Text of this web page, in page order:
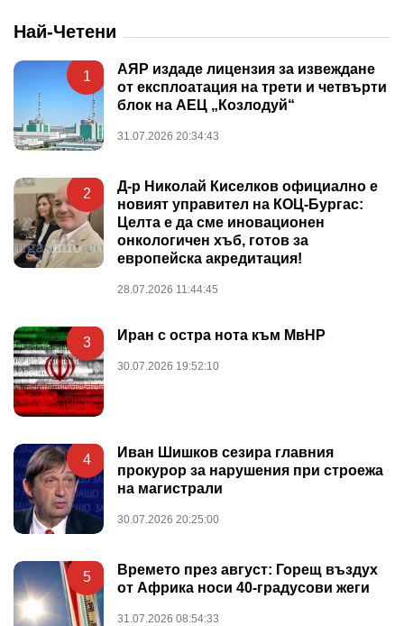
Най-Четени
1
АЯР издаде лицензия за извеждане
от експлоатация на трети и четвърти
блок на АЕЦ „Козлодуй“
31.07.2026 20:34:43
2
Д-р Николай Киселков официално е
новият управител на КОЦ-Бургас:
Целта е да сме иновационен
онкологичен хъб, готов за
европейска акредитация!
28.07.2026 11:44:45
3 Иран с остра нота към МвНР
30.07.2026 19:52:10
4
Иван Шишков сезира главния
прокурор за нарушения при строежа
на магистрали
30.07.2026 20:25:00
5
Времето през август: Горещ въздух
от Африка носи 40-градусови жеги
31.07.2026 08:54:33